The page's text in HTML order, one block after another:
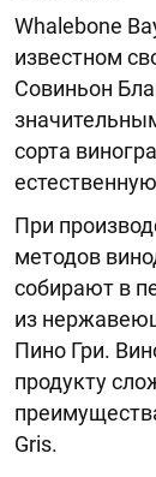
Whalebone
известном
Совиньон
сорта
При
методов
собирают в
из
Пино Гри.
продукту
Gris.